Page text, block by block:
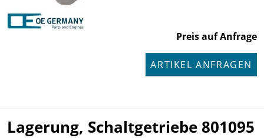
Preis auf Anfrage
ARTIKEL ANFRAGEN
Lagerung, Schaltgetriebe 801095